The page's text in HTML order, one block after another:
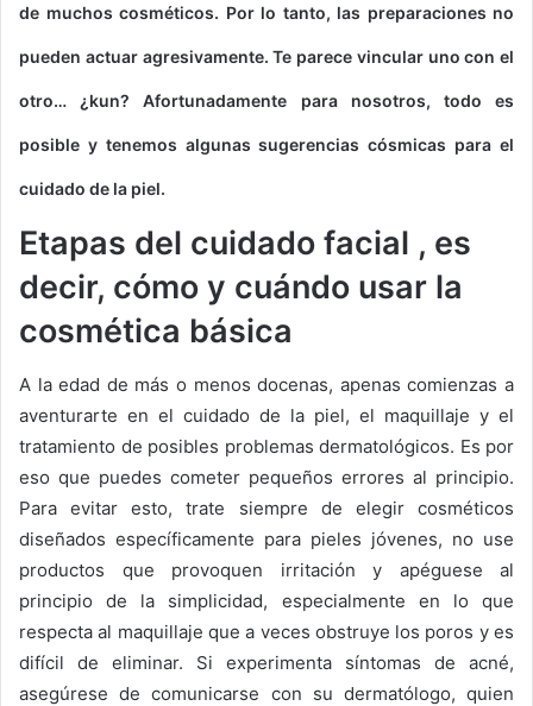
de muchos cosméticos. Por lo tanto, las preparaciones no
pueden actuar agresivamente.Te parece vincular uno con el
otro… ¿kun?Afortunadamente para nosotros, todo es
posible y tenemos algunas sugerencias cósmicas para el
cuidado de la piel.
Etapas del cuidado facial , es
decir, cómo y cuándo usar la
cosmética básica
A la edad de más o menos docenas, apenas comienzas a
aventurarte en el cuidado de la piel, el maquillaje y el
tratamiento de posibles problemas dermatológicos. Es por
eso que puedes cometer pequeños errores al principio.
Para evitar esto, trate siempre de elegir cosméticos
diseñados específicamente para pieles jóvenes, no use
productos que provoquen irritación y apéguese al
principio de la simplicidad, especialmente en lo que
respecta al maquillaje que a veces obstruye los poros y es
difícil de eliminar. Si experimenta síntomas de acné,
asegúrese de comunicarse con su dermatólogo, quien